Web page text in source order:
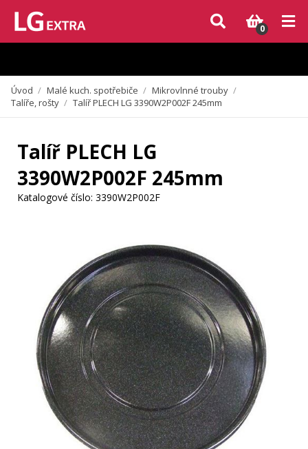
Vzhledem k aktuální situaci se může dodání dílů, které nejsou skladem,
zpozdit. Děkujeme za pochopení.
0
Úvod / Malé kuch. spotřebiče / Mikrovlnné trouby /
Talíře, rošty / Talíř PLECH LG 3390W2P002F 245mm
Talíř PLECH LG
3390W2P002F 245mm
Katalogové číslo: 3390W2P002F